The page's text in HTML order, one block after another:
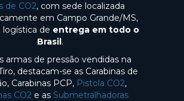
de CO2, com sede localizada
em Campo Grande/MS,
logística de entrega em todo o
Brasil.
armas de pressão vendidas na
destacam-se as Carabinas de
Carabinas PCP, Pistola CO2,
CO2 e as Submetralhadoras